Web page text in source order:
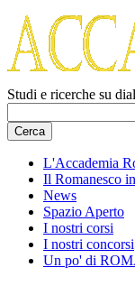
Studi e ricerche su
L'Accademia
Il Romanesco
News
Spazio Aperto
I nostri corsi
I nostri concorsi
Un po' di